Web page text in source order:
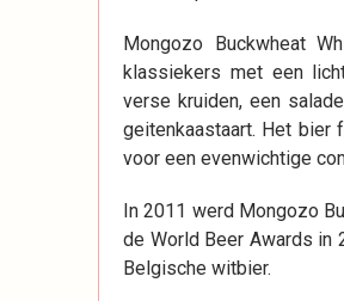
Mongozo Buckwheat
klassiekers met een
verse kruiden, een
geitenkaastaart. Het
voor een evenwichtige
In 2011 werd Mongozo
de World Beer Awards in
Belgische witbier.